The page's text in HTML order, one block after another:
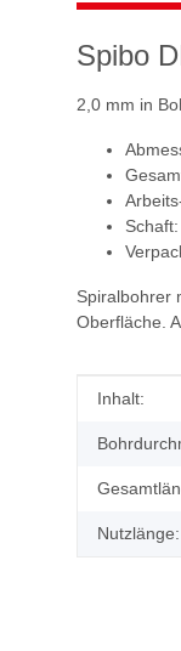
Spibo
2,0 mm in
Spiralbohrer
Oberfläche.
Wert
Inhalt:
Nutzlänge: